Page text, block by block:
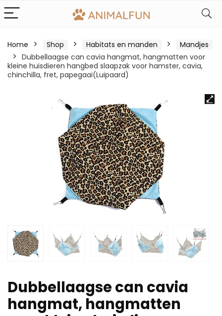
Home Shop Habitats en manden
Mandjes
Dubbellaagse can cavia hangmat, hangmatten voor
kleine huisdieren hangbed slaapzak voor hamster, cavia,
chinchilla, fret, papegaai(Luipaard)
Dubbellaagse can cavia
hangmat, hangmatten